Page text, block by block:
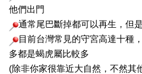
他們出門
通常尾巴斷掉都可以再生，但
目前台灣常見的守宮高達十種
多都是蝎虎屬比較多
(除非你家很靠近大自然，不然其